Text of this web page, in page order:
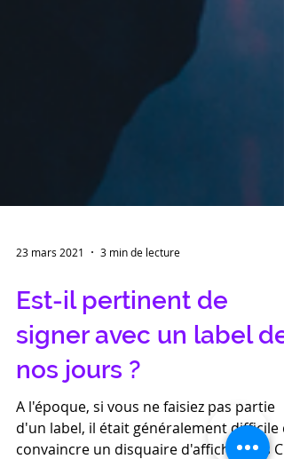
23 mars 2021 3 min de lecture
Est-il pertinent de
signer avec un label de
nos jours ?